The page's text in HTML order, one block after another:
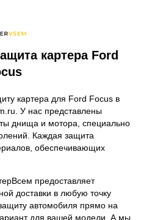
картера Ford
картера для Ford Focus в
У нас представлены
днища и мотора, специально
Каждая защита
обеспечивающих
предоставляет
доставки в любую точку
автомобиля прямо на
для вашей модели. А мы